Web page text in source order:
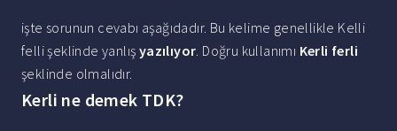
işte sorunun cevabı aşağıdadır. Bu kelime genellikle Kelli
felli şeklinde yanlış yazılıyor. Doğru kullanımı Kerli ferli
şeklinde olmalıdır.
Kerli ne demek TDK?